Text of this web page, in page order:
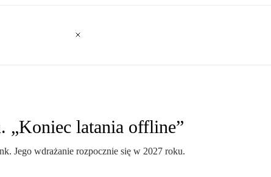
„Koniec latania offline”
Jego wdrażanie rozpocznie się w 2027 roku.